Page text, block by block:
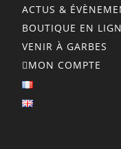
ACTUS &
BOUTIQUE EN
VENIR À GARBES
MON COMPTE